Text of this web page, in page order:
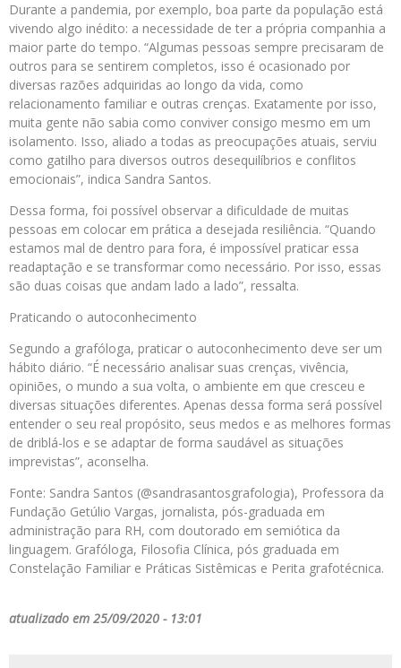
Durante a pandemia, por exemplo, boa parte da população está
vivendo algo inédito: a necessidade de ter a própria companhia a
maior parte do tempo. “Algumas pessoas sempre precisaram de
outros para se sentirem completos, isso é ocasionado por
diversas razões adquiridas ao longo da vida, como
relacionamento familiar e outras crenças. Exatamente por isso,
muita gente não sabia como conviver consigo mesmo em um
isolamento. Isso, aliado a todas as preocupações atuais, serviu
como gatilho para diversos outros desequilíbrios e conflitos
emocionais”, indica Sandra Santos.
Dessa forma, foi possível observar a dificuldade de muitas
pessoas em colocar em prática a desejada resiliência. “Quando
estamos mal de dentro para fora, é impossível praticar essa
readaptação e se transformar como necessário. Por isso, essas
são duas coisas que andam lado a lado”, ressalta.
Praticando o autoconhecimento
Segundo a grafóloga, praticar o autoconhecimento deve ser um
hábito diário. “É necessário analisar suas crenças, vivência,
opiniões, o mundo a sua volta, o ambiente em que cresceu e
diversas situações diferentes. Apenas dessa forma será possível
entender o seu real propósito, seus medos e as melhores formas
de driblá-los e se adaptar de forma saudável as situações
imprevistas”, aconselha.
Fonte: Sandra Santos (@sandrasantosgrafologia), Professora da
Fundação Getúlio Vargas, jornalista, pós-graduada em
administração para RH, com doutorado em semiótica da
linguagem. Grafóloga, Filosofia Clínica, pós graduada em
Constelação Familiar e Práticas Sistêmicas e Perita grafotécnica.
atualizado em 25/09/2020 - 13:01